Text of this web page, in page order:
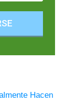
Hacen